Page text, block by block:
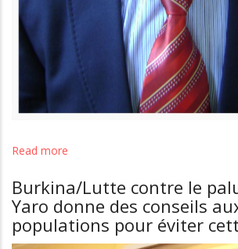
Read more
médecine
ma
passion
:
Burkina/Lutte contre le
Yaro donne des conseils
populations pour éviter